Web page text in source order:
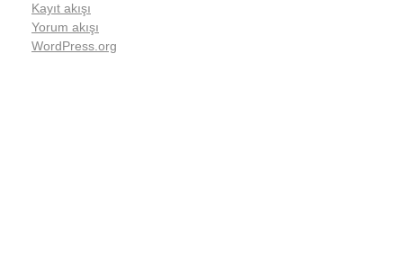
Kayıt akışı
Yorum akışı
WordPress.org